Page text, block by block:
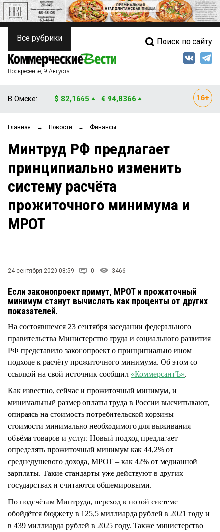
ПОЛИТИКА
ФИНАНСЫ
ОБЩЕСТВО
ЗАКОН
НОВОСТИ КОМПАНИЙ
СТИЛЬ ЖИЗНИ
Свежий выпуск
Рейтинги
Блоги
Все рубрики Поиск по сайту
Воскресенье, 9 Августа
В Омске: $ 82,1665 € 94,8366
Главная → Новости → Финансы
Минтруд РФ предлагает
принципиально изменить
систему расчёта
прожиточного минимума и
МРОТ
24 сентября 2020 08:59 0 3466
Если законопроект примут, МРОТ и прожиточный
минимум станут вычислять как проценты от других
показателей.
На состоявшемся 23 сентября заседании федерального
правительства Министерство труда и социального развития
РФ представило законопроект о принципиально ином
подходе к расчёту прожиточного минимума. Об этом со
ссылкой на свой источник сообщил «КоммерсантЪ».
Как известно, сейчас и прожиточный минимум, и
минимальный размер оплаты труда в России высчитывают,
опираясь на стоимость потребительской корзины –
стоимости минимально необходимого для выживания
объёма товаров и услуг. Новый подход предлагает
определять прожиточный минимум как 44,2% от
среднедушевого дохода, МРОТ – как 42% от медианной
зарплаты. Такие стандарты уже действуют в других
государствах и считаются общемировыми.
По подсчётам Минтруда, переход к новой системе
обойдётся бюджету в 125,5 миллиарда рублей в 2021 году и
в 439 миллиарда рублей в 2025 году. Также министерство